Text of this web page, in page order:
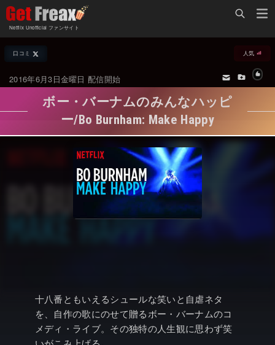
Netflix Unofficial ファンサイト
Netflix新着作品
オールジャンル
海外ドラマ・シリーズ
海外映画
国内TV番組・ドラマ
国内映画
アジアTV番組・ドラマ
ドキュメンタリー
Netflixオリジナル作品
配信終了予定の作品
海外ドラマ・ラインナップ
Netflix 人気ランキング
Netflix 全作品ラインナップ
Netflix配信作品カスタム検索
トレンド
Watchlistへ
Netflix Video
口コミ 人気
2016年6月3日金曜日 配信開始
ボー・バーナムのみんなハッピ
ー/Bo Burnham: Make Happy
十八番ともいえるシュールな笑いと自虐ネタ
を、自作の歌にのせて贈るボー・バーナムのコ
メディ・ライブ。その独特の人生観に思わず笑